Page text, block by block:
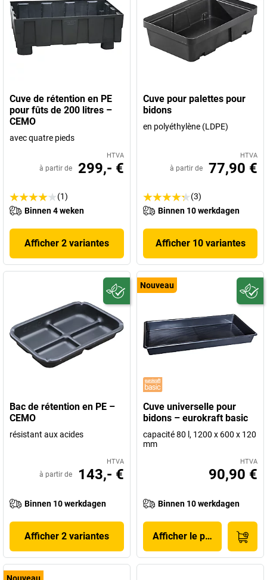
Cuve de rétention en PE
pour fûts de 200 litres –
CEMO
avec quatre pieds
HTVA
à partir de 299,- €
(1)
Binnen 4 weken
Afficher 2 variantes
Cuve pour palettes pour
bidons
en polyéthylène (LDPE)
HTVA
à partir de 77,90 €
(3)
Binnen 10 werkdagen
Afficher 10 variantes
Bac de rétention en PE –
CEMO
résistant aux acides
HTVA
à partir de 143,- €
Binnen 10 werkdagen
Afficher 2 variantes
Nouveau
Cuve universelle pour
bidons – eurokraft basic
capacité 80 l, 1200 x 600 x 120
mm
HTVA
90,90 €
Binnen 10 werkdagen
Afficher le produit